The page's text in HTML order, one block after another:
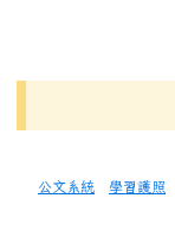
公文系統 學習護照